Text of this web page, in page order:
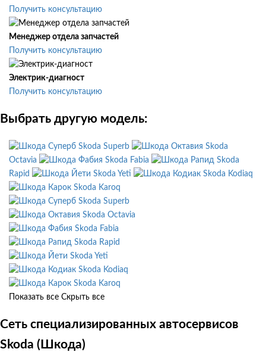
Получить консультацию
Менеджер отдела запчастей
Получить консультацию
Электрик-диагност
Получить консультацию
Выбрать другую модель:
Skoda Superb
Skoda
Octavia
Skoda Fabia
Skoda
Rapid
Skoda Yeti
Skoda Kodiaq
Skoda Karoq
Skoda Superb
Skoda Octavia
Skoda Fabia
Skoda Rapid
Skoda Yeti
Skoda Kodiaq
Skoda Karoq
Показать все Скрыть все
Сеть специализированных автосервисов
Skoda (Шкода)